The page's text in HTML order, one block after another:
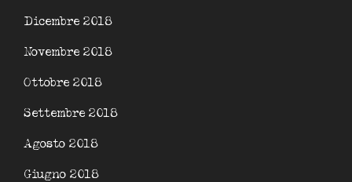
Dicembre 2018
Novembre 2018
Ottobre 2018
Settembre 2018
Agosto 2018
Giugno 2018